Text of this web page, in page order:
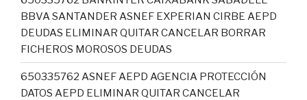
BBVA SANTANDER ASNEF EXPERIAN CIRBE AEPD
DEUDAS ELIMINAR QUITAR CANCELAR BORRAR
FICHEROS MOROSOS DEUDAS
650335762 ASNEF AEPD AGENCIA PROTECCIÓN
DATOS AEPD ELIMINAR QUITAR CANCELAR